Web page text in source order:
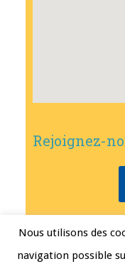
Rejoignez-
Nous utilisons des
navigation possible